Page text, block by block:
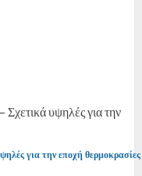
για την εποχή θερμοκρασίες